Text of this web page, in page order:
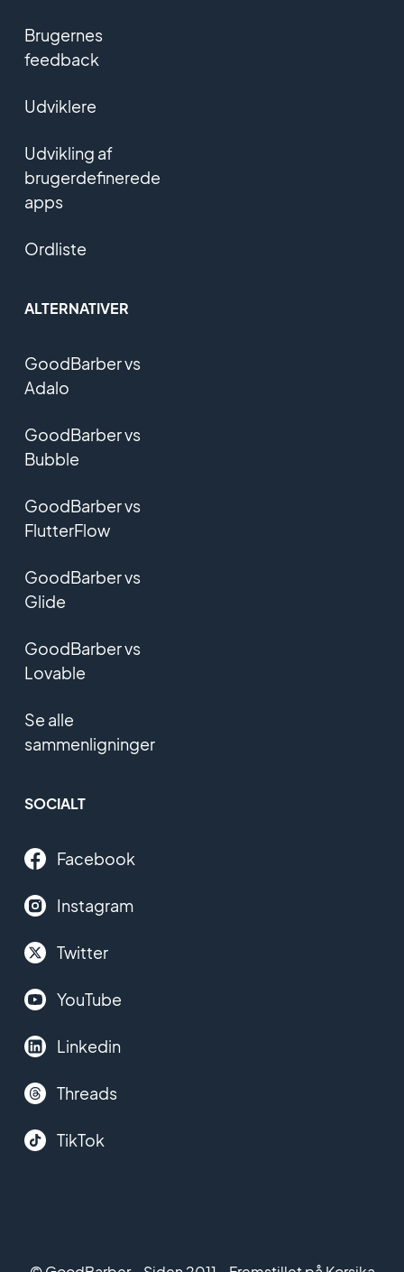
Brugernes
feedback
Udviklere
Udvikling af
brugerdefinerede
apps
Ordliste
ALTERNATIVER
GoodBarber vs
Adalo
GoodBarber vs
Bubble
GoodBarber vs
FlutterFlow
GoodBarber vs
Glide
GoodBarber vs
Lovable
Se alle
sammenligninger
SOCIALT
Facebook
Instagram
Twitter
YouTube
Linkedin
Threads
TikTok